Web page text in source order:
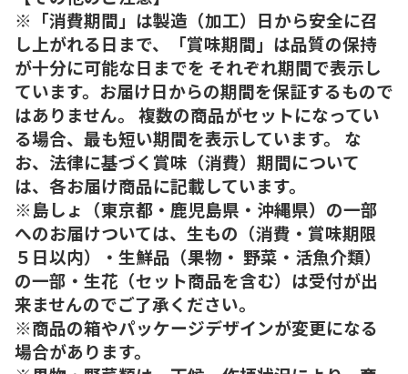
※「消費期間」は製造（加工）日から安全に召
し上がれる日まで、「賞味期間」は品質の保持
が十分に可能な日までを それぞれ期間で表示し
ています。お届け日からの期間を保証するもので
はありません。 複数の商品がセットになってい
る場合、最も短い期間を表示しています。 な
お、法律に基づく賞味（消費）期間について
は、各お届け商品に記載しています。
※島しょ（東京都・鹿児島県・沖縄県）の一部
へのお届けついては、生もの（消費・賞味期限
５日以内）・生鮮品（果物・ 野菜・活魚介類）
の一部・生花（セット商品を含む）は受付が出
来ませんのでご了承ください。
※商品の箱やパッケージデザインが変更になる
場合があります。